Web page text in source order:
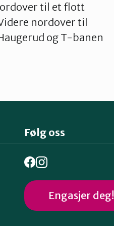
til et flott
nordover til
og T-banen
Følg oss
Engasjer deg!